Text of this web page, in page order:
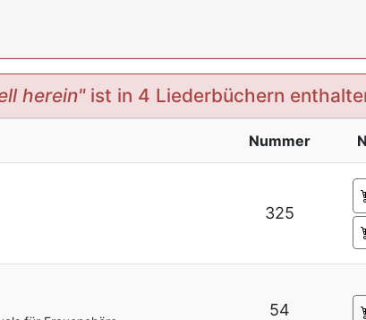
herein"ist in 4 Liederbüchern
Nummer
325
54